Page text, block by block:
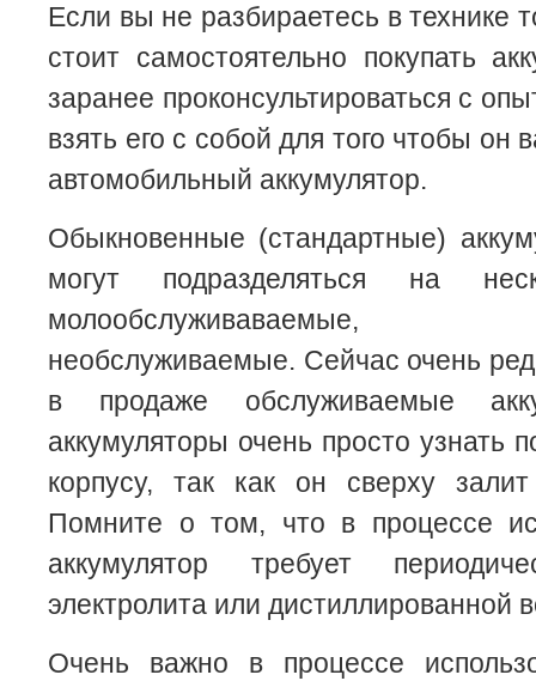
Если вы не разбираетесь в технике
стоит самостоятельно покупать
заранее проконсультироваться с
взять его с собой для того чтобы он
автомобильный аккумулятор.
Обыкновенные (стандартные)
могут подразделяться на
молообслуживаваемые,
необслуживаемые. Сейчас очень
в продаже обслуживаемые
аккумуляторы очень просто узнать
корпусу, так как он сверху
Помните о том, что в процессе
аккумулятор требует
электролита или дистиллированной
Очень важно в процессе